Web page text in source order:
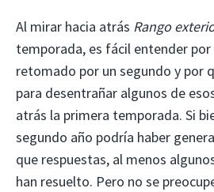
Al mirar hacia atrás Rango
temporada, es fácil entender
retomado por un segundo y por
para desentrañar algunos de
atrás la primera temporada. Si
segundo año podría haber
que respuestas, al menos
han resuelto. Pero no se